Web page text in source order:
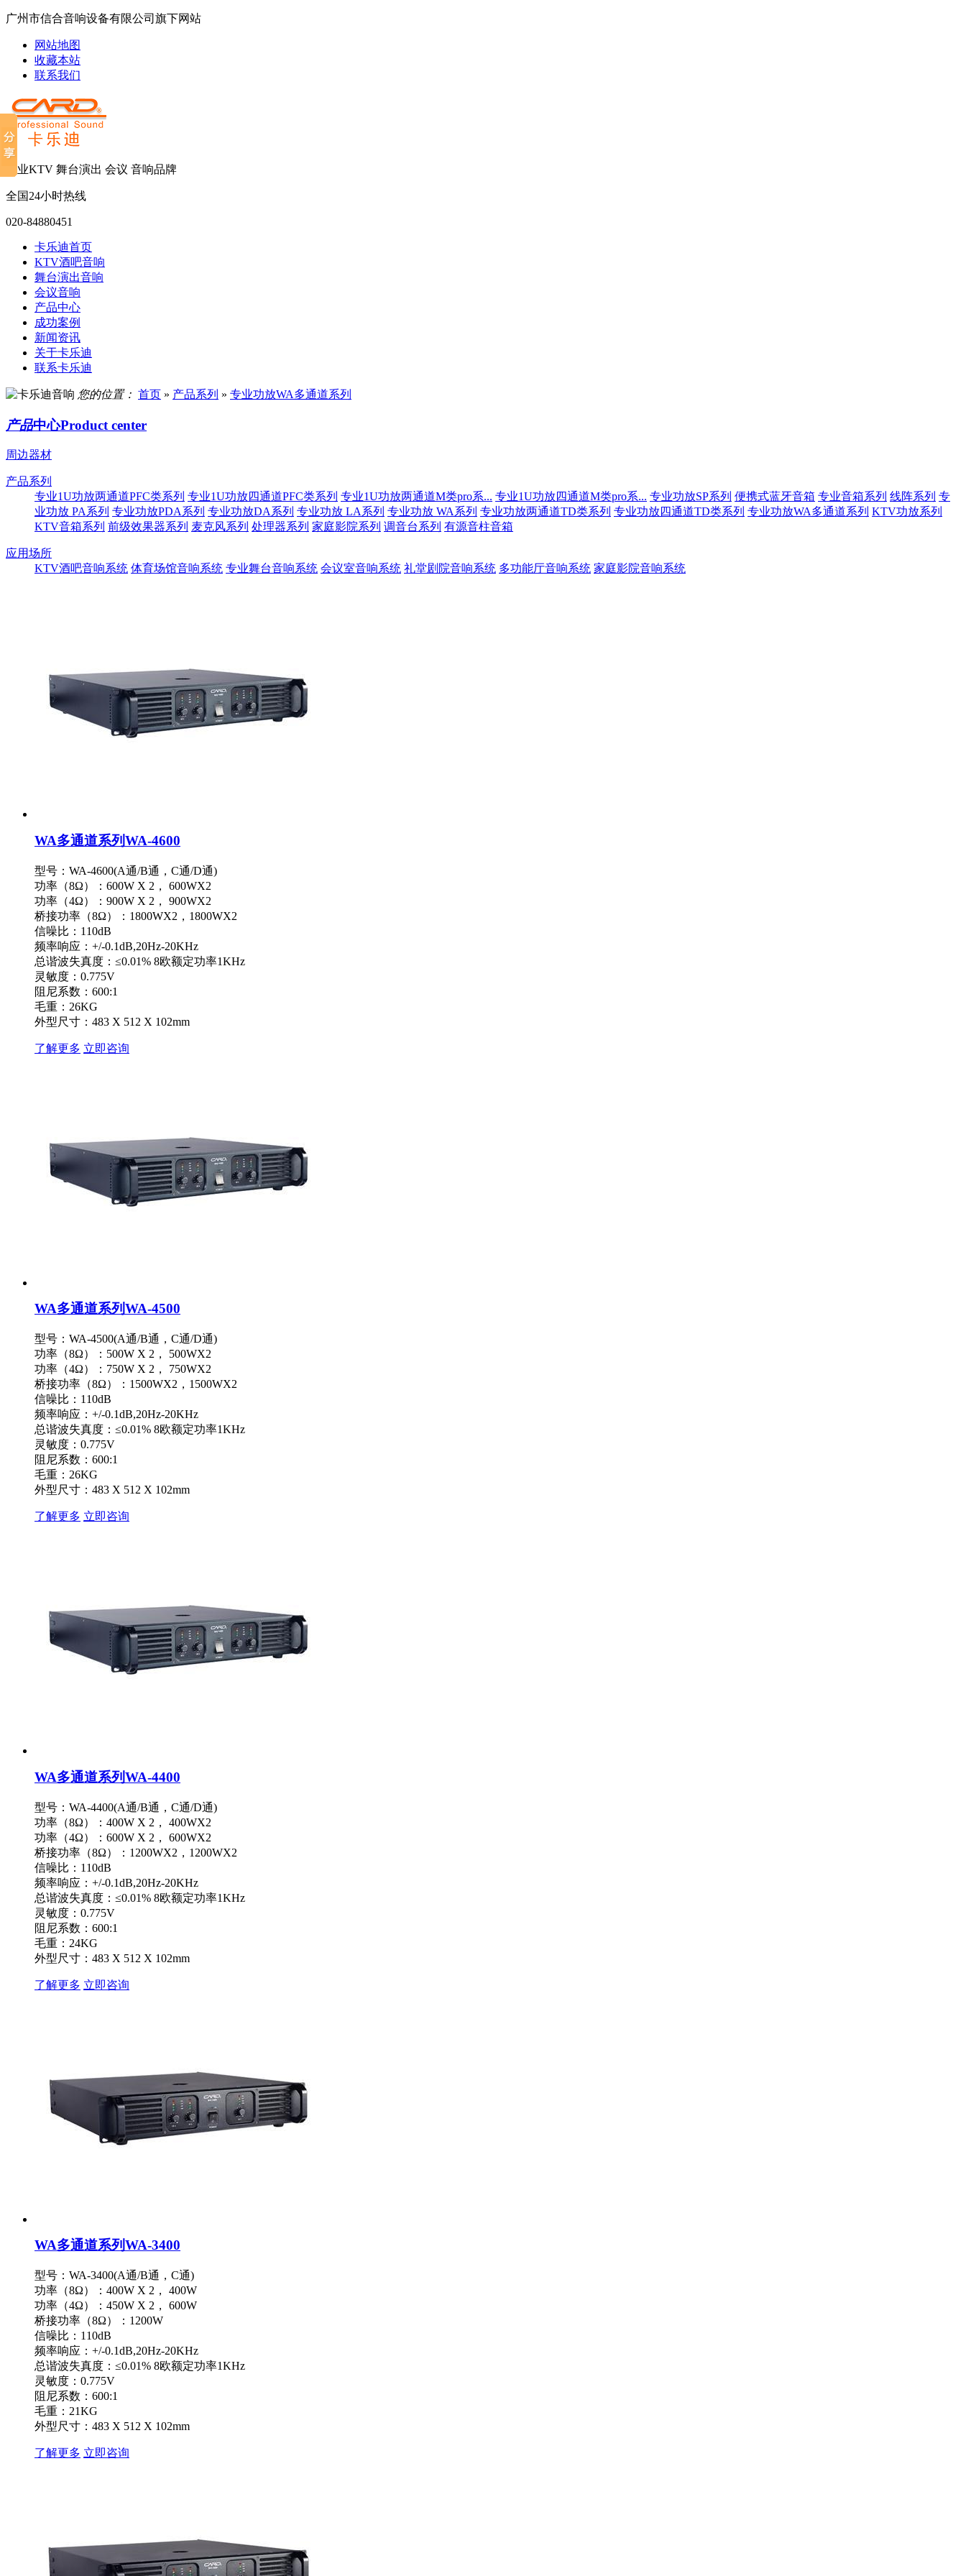
广州市信合音响设备有限公司旗下网站
网站地图
收藏本站
联系我们
专业KTV 舞台演出 会议 音响品牌
全国24小时热线
020-84880451
卡乐迪首页
KTV酒吧音响
舞台演出音响
会议音响
产品中心
成功案例
新闻资讯
关于卡乐迪
联系卡乐迪
您的位置： 首页 » 产品系列 » 专业功放WA多通道系列
产品中心Product center
周边器材
产品系列
专业1U功放两通道PFC类系列 专业1U功放四通道PFC类系列 专业1U功放两通道M类pro系... 专业1U功放四通道M类pro系... 专业功放SP系列 便携式蓝牙音箱 专业音箱系列 线阵系列 专
业功放 PA系列 专业功放PDA系列 专业功放DA系列 专业功放 LA系列 专业功放 WA系列 专业功放两通道TD类系列 专业功放四通道TD类系列 专业功放WA多通道系列 KTV功放系列
KTV音箱系列 前级效果器系列 麦克风系列 处理器系列 家庭影院系列 调音台系列 有源音柱音箱
应用场所
KTV酒吧音响系统 体育场馆音响系统 专业舞台音响系统 会议室音响系统 礼堂剧院音响系统 多功能厅音响系统 家庭影院音响系统
WA多通道系列WA-4600
型号：WA-4600(A通/B通，C通/D通)
功率（8Ω）：600W X 2， 600WX2
功率（4Ω）：900W X 2， 900WX2
桥接功率（8Ω）：1800WX2，1800WX2
信噪比：110dB
频率响应：+/-0.1dB,20Hz-20KHz
总谐波失真度：≤0.01% 8欧额定功率1KHz
灵敏度：0.775V
阻尼系数：600:1
毛重：26KG
外型尺寸：483 X 512 X 102mm
了解更多 立即咨询
WA多通道系列WA-4500
型号：WA-4500(A通/B通，C通/D通)
功率（8Ω）：500W X 2， 500WX2
功率（4Ω）：750W X 2， 750WX2
桥接功率（8Ω）：1500WX2，1500WX2
信噪比：110dB
频率响应：+/-0.1dB,20Hz-20KHz
总谐波失真度：≤0.01% 8欧额定功率1KHz
灵敏度：0.775V
阻尼系数：600:1
毛重：26KG
外型尺寸：483 X 512 X 102mm
了解更多 立即咨询
WA多通道系列WA-4400
型号：WA-4400(A通/B通，C通/D通)
功率（8Ω）：400W X 2， 400WX2
功率（4Ω）：600W X 2， 600WX2
桥接功率（8Ω）：1200WX2，1200WX2
信噪比：110dB
频率响应：+/-0.1dB,20Hz-20KHz
总谐波失真度：≤0.01% 8欧额定功率1KHz
灵敏度：0.775V
阻尼系数：600:1
毛重：24KG
外型尺寸：483 X 512 X 102mm
了解更多 立即咨询
WA多通道系列WA-3400
型号：WA-3400(A通/B通，C通)
功率（8Ω）：400W X 2， 400W
功率（4Ω）：450W X 2， 600W
桥接功率（8Ω）：1200W
信噪比：110dB
频率响应：+/-0.1dB,20Hz-20KHz
总谐波失真度：≤0.01% 8欧额定功率1KHz
灵敏度：0.775V
阻尼系数：600:1
毛重：21KG
外型尺寸：483 X 512 X 102mm
了解更多 立即咨询